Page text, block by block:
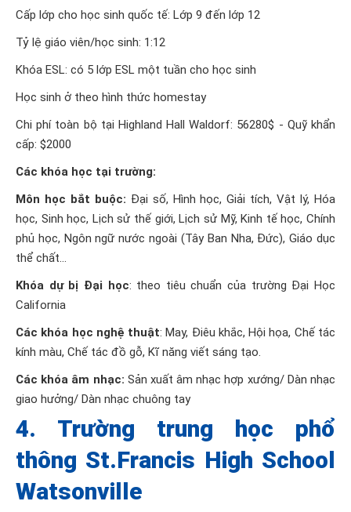
Cấp lớp cho học sinh quốc tế: Lớp 9 đến lớp 12
Tỷ lệ giáo viên/học sinh: 1:12
Khóa ESL: có 5 lớp ESL một tuần cho học sinh
Học sinh ở theo hình thức homestay
Chi phí toàn bộ tại Highland Hall Waldorf: 56280$ - Quỹ khẩn
cấp: $2000
Các khóa học tại trường:
Môn học bắt buộc: Đại số, Hình học, Giải tích, Vật lý, Hóa
học, Sinh học, Lịch sử thế giới, Lịch sử Mỹ, Kinh tế học, Chính
phủ học, Ngôn ngữ nước ngoài (Tây Ban Nha, Đức), Giáo dục
thể chất…
Khóa dự bị Đại học: theo tiêu chuẩn của trường Đại Học
California
Các khóa học nghệ thuật: May, Điêu khắc, Hội họa, Chế tác
kính màu, Chế tác đồ gỗ, Kĩ năng viết sáng tạo.
Các khóa âm nhạc: Sản xuất âm nhạc hợp xướng/ Dàn nhạc
giao hưởng/ Dàn nhạc chuông tay
4. Trường trung học phổ
thông St.Francis High School
Watsonville